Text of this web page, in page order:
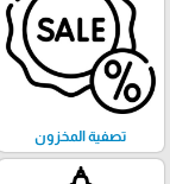
تصفية المخزون